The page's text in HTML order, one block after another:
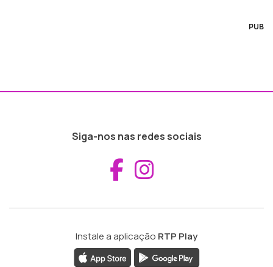
PUB
Siga-nos nas redes sociais
Aceder ao
Instale a aplicação RTP Play